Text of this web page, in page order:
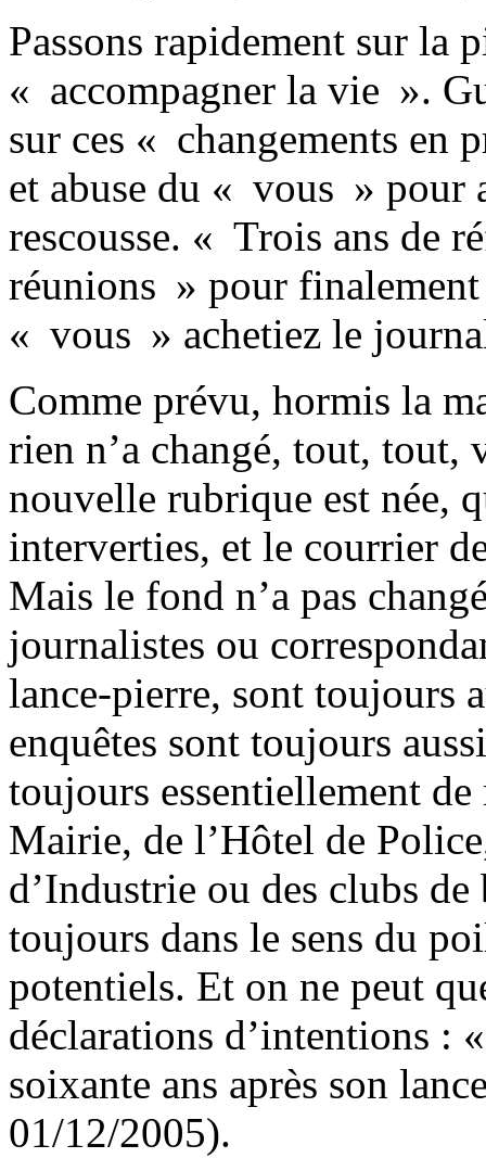
Passons rapidement sur la
« accompagner la vie ».
sur ces « changements en
et abuse du « vous » pour
rescousse. « Trois ans de
réunions » pour
« vous » achetiez le
Comme prévu, hormis la
rien n’a changé, tout,
nouvelle rubrique est née,
interverties, et le courrier
Mais le fond n’a pas
journalistes ou
lance-pierre, sont toujours
enquêtes sont toujours
toujours essentiellement
Mairie, de l’Hôtel de
d’Industrie ou des clubs
toujours dans le sens du
potentiels. Et on ne peut
déclarations d’intentions :
soixante ans après son
01/12/2005).